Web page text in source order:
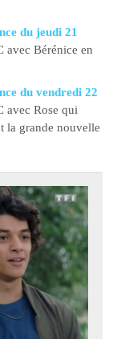
du jeudi 21
avec Bérénice en
du vendredi 22
avec Rose qui
la grande nouvelle